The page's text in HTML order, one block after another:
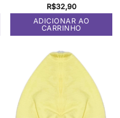
R$32,90
ADICIONAR AO
CARRINHO